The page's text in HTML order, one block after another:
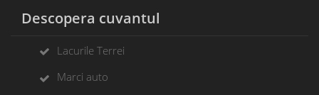
Descopera cuvantul
Lacurile Terrei
Marci auto